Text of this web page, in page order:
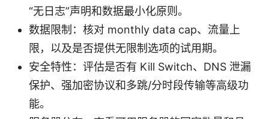
“无日志”声明和数据最小化原则。
数据限制：核对 monthly data cap、流量上
限，以及是否提供无限制选项的试用期。
安全特性：评估是否有 Kill Switch、DNS 泄漏
保护、强加密协议和多跳/分时段传输等高级功
能。